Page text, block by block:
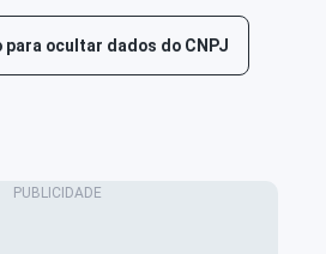
ocultar dados do CNPJ